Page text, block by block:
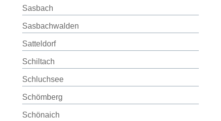
Sasbach
Sasbachwalden
Satteldorf
Schiltach
Schluchsee
Schömberg
Schönaich